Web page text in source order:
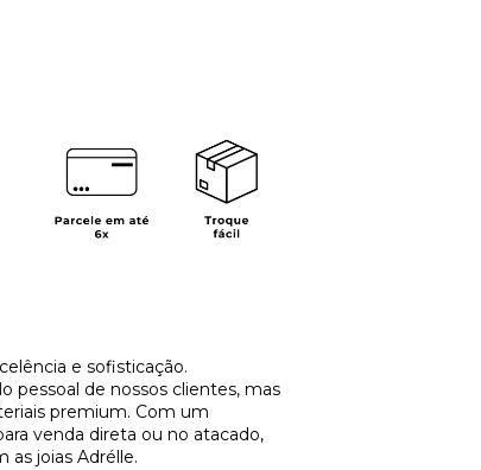
e sofisticação.
pessoal de nossos clientes, mas
premium. Com um
venda direta ou no atacado,
as joias Adrélle.